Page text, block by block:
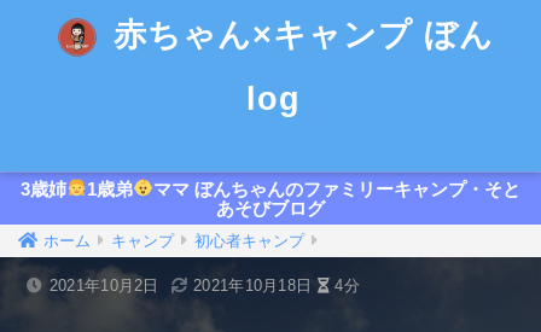
赤ちゃん×キャンプ ぼん
log
3歳姉 1歳弟
ママ ぼんちゃんのファミリーキャンプ・そと
あそびブログ
ホーム キャンプ 初心者キャンプ
2021年10月2日 2021年10月18日 4分